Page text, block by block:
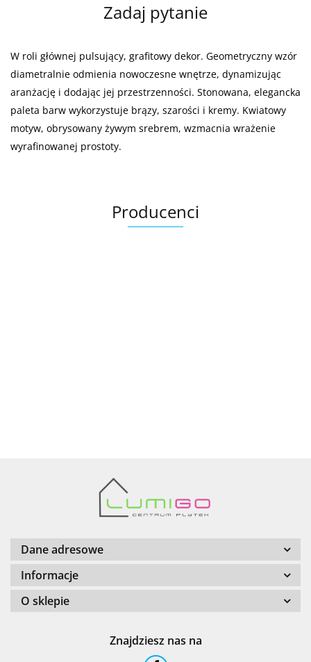
Zadaj pytanie
W roli głównej pulsujący, grafitowy dekor. Geometryczny wzór
diametralnie odmienia nowoczesne wnętrze, dynamizując
aranżację i dodając jej przestrzenności. Stonowana, elegancka
paleta barw wykorzystuje brązy, szarości i kremy. Kwiatowy
motyw, obrysowany żywym srebrem, wzmacnia wrażenie
wyrafinowanej prostoty.
Producenci
Barwolf
Dane adresowe
Informacje
O sklepie
Znajdziesz nas na